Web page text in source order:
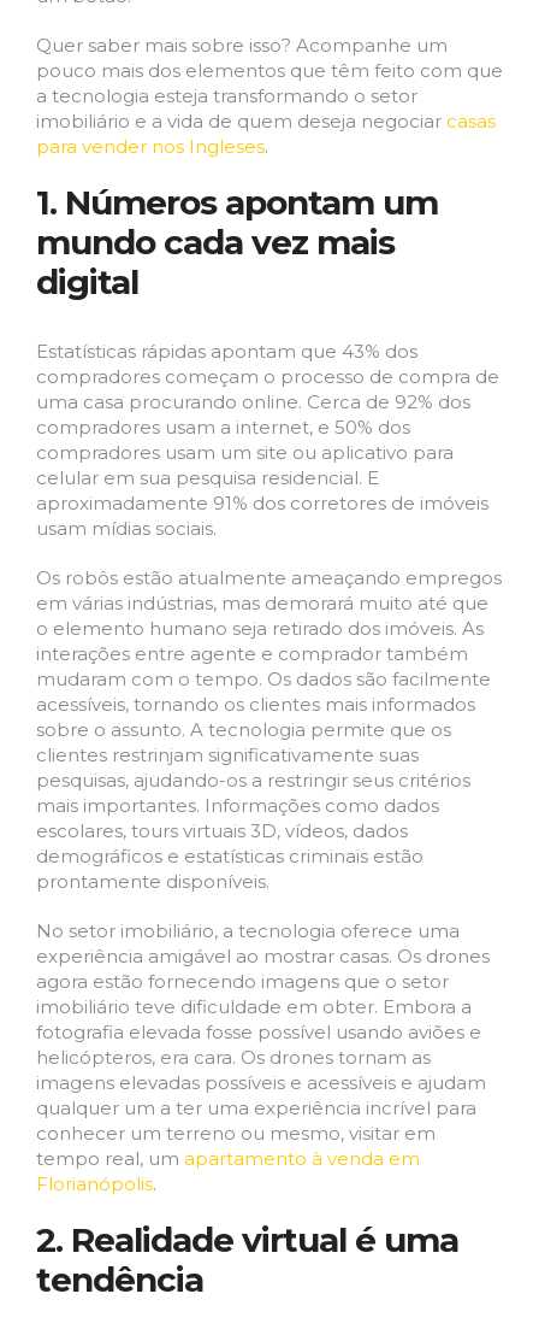
Quer saber mais sobre isso? Acompanhe um
pouco mais dos elementos que têm feito com que
a tecnologia esteja transformando o setor
imobiliário e a vida de quem deseja negociar casas
para vender nos Ingleses.
1. Números apontam um
mundo cada vez mais
digital
Estatísticas rápidas apontam que 43% dos
compradores começam o processo de compra de
uma casa procurando online. Cerca de 92% dos
compradores usam a internet, e 50% dos
compradores usam um site ou aplicativo para
celular em sua pesquisa residencial. E
aproximadamente 91% dos corretores de imóveis
usam mídias sociais.
Os robôs estão atualmente ameaçando empregos
em várias indústrias, mas demorará muito até que
o elemento humano seja retirado dos imóveis. As
interações entre agente e comprador também
mudaram com o tempo. Os dados são facilmente
acessíveis, tornando os clientes mais informados
sobre o assunto. A tecnologia permite que os
clientes restrinjam significativamente suas
pesquisas, ajudando-os a restringir seus critérios
mais importantes. Informações como dados
escolares, tours virtuais 3D, vídeos, dados
demográficos e estatísticas criminais estão
prontamente disponíveis.
No setor imobiliário, a tecnologia oferece uma
experiência amigável ao mostrar casas. Os drones
agora estão fornecendo imagens que o setor
imobiliário teve dificuldade em obter. Embora a
fotografia elevada fosse possível usando aviões e
helicópteros, era cara. Os drones tornam as
imagens elevadas possíveis e acessíveis e ajudam
qualquer um a ter uma experiência incrível para
conhecer um terreno ou mesmo, visitar em
tempo real, um apartamento à venda em
Florianópolis.
2. Realidade virtual é uma
tendência